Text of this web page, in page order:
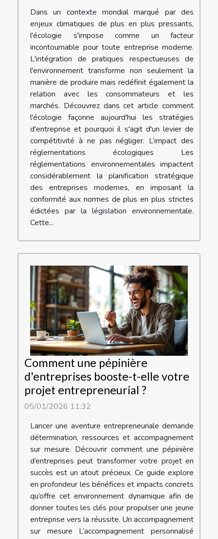
Dans un contexte mondial marqué par des
enjeux climatiques de plus en plus pressants,
l'écologie s'impose comme un facteur
incontournable pour toute entreprise moderne.
L'intégration de pratiques respectueuses de
l'environnement transforme non seulement la
manière de produire mais redéfinit également la
relation avec les consommateurs et les
marchés. Découvrez dans cet article comment
l'écologie façonne aujourd'hui les stratégies
d'entreprise et pourquoi il s'agit d'un levier de
compétitivité à ne pas négliger. L’impact des
réglementations écologiques Les
réglementations environnementales impactent
considérablement la planification stratégique
des entreprises modernes, en imposant la
conformité aux normes de plus en plus strictes
édictées par la législation environnementale.
Cette...
Comment une pépinière
d'entreprises booste-t-elle votre
projet entrepreneurial ?
05/01/2026 11:32
Lancer une aventure entrepreneuriale demande
détermination, ressources et accompagnement
sur mesure. Découvrir comment une pépinière
d’entreprises peut transformer votre projet en
succès est un atout précieux. Ce guide explore
en profondeur les bénéfices et impacts concrets
qu’offre cet environnement dynamique afin de
donner toutes les clés pour propulser une jeune
entreprise vers la réussite. Un accompagnement
sur mesure L’accompagnement personnalisé